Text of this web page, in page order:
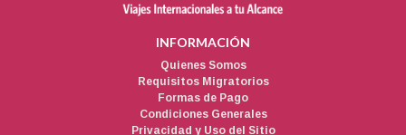
INFORMACIÓN
Quienes Somos
Requisitos Migratorios
Formas de Pago
Condiciones Generales
Privacidad y Uso del Sitio